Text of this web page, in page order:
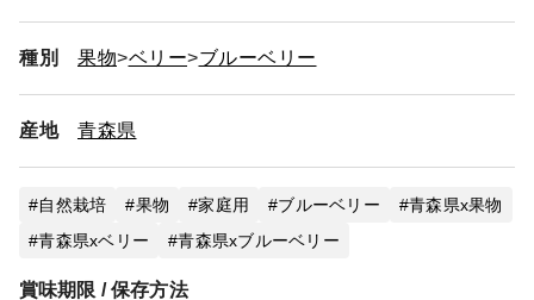
種別 果物 ベリー ブルーベリー
産地 青森県
自然栽培 果物 家庭用 ブルーベリー
青森県x果物
青森県xベリー
青森県xブルーベリー
賞味期限 / 保存方法